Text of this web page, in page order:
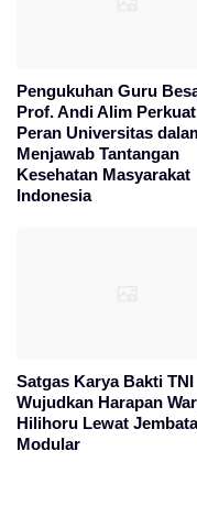
Pengukuhan Guru
Prof. Andi Alim Perkuat
Peran Universitas
Menjawab Tantangan
Kesehatan Masyarakat
Indonesia
Satgas Karya Bakti TNI
Wujudkan Harapan
Hilihoru Lewat
Modular